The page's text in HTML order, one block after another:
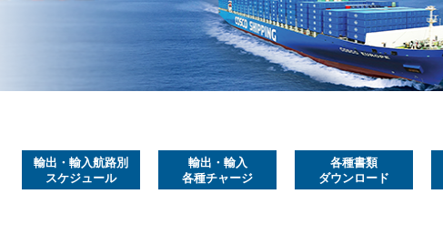
輸出・輸入航路別
スケジュール
輸出・輸入
各種チャージ
各種書類
ダウンロード